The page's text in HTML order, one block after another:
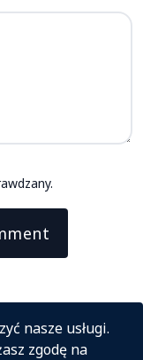
nasze usługi.
zgodę na